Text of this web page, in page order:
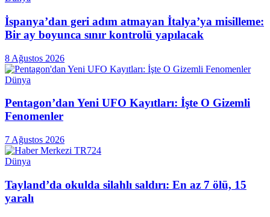
İspanya’dan geri adım atmayan İtalya’ya misilleme:
Bir ay boyunca sınır kontrolü yapılacak
8 Ağustos 2026
Dünya
Pentagon’dan Yeni UFO Kayıtları: İşte O Gizemli
Fenomenler
7 Ağustos 2026
Dünya
Tayland’da okulda silahlı saldırı: En az 7 ölü, 15
yaralı